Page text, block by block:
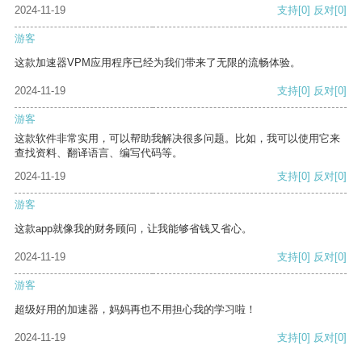
2024-11-19 支持[0] 反对[0]
游客
这款加速器VPM应用程序已经为我们带来了无限的流畅体验。
2024-11-19 支持[0] 反对[0]
游客
这款软件非常实用，可以帮助我解决很多问题。比如，我可以使用它来
查找资料、翻译语言、编写代码等。
2024-11-19
支持[0] 反对[0]
游客
这款app就像我的财务顾问，让我能够省钱又省心。
2024-11-19 支持[0] 反对[0]
游客
超级好用的加速器，妈妈再也不用担心我的学习啦！
2024-11-19 支持[0] 反对[0]